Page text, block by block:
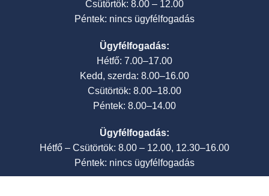
Csütörtök: 8.00 – 12.00
Péntek: nincs ügyfélfogadás
Ügyfélfogadás:
Hétfő: 7.00–17.00
Kedd, szerda: 8.00–16.00
Csütörtök: 8.00–18.00
Péntek: 8.00–14.00
Ügyfélfogadás:
Hétfő – Csütörtök: 8.00 – 12.00, 12.30–16.00
Péntek: nincs ügyfélfogadás